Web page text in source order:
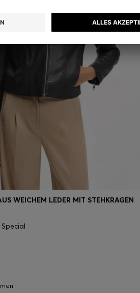
WEICHEM LEDER MIT STEHKRAGEN